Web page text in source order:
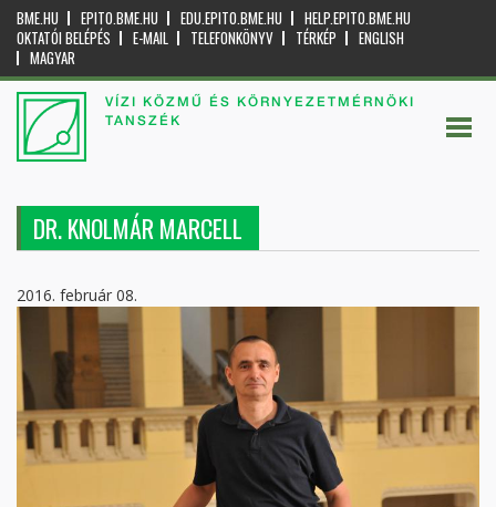
BME.HU EPITO.BME.HU EDU.EPITO.BME.HU
HELP.EPITO.BME.HU
OKTATÓI BELÉPÉS
E-MAIL TELEFONKÖNYV TÉRKÉP
ENGLISH
MAGYAR
VÍZI KÖZMŰ ÉS KÖRNYEZETMÉRNÖKI
TANSZÉK
DR. KNOLMÁR MARCELL
2016. február 08.